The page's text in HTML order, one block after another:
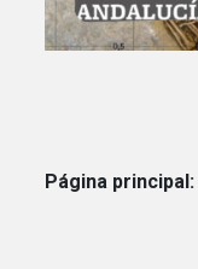
Página principal: